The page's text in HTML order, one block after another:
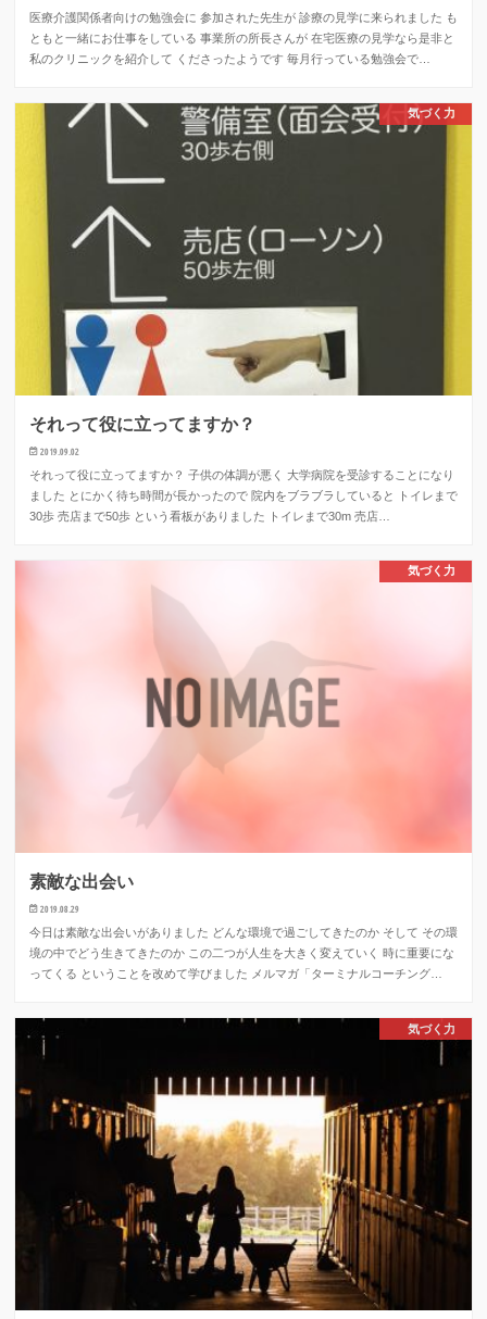
医療介護関係者向けの勉強会に 参加された先生が 診療の見学に来られました も
ともと一緒にお仕事をしている 事業所の所長さんが 在宅医療の見学なら是非と
私のクリニックを紹介して くださったようです 毎月行っている勉強会で…
気づく力
それって役に立ってますか？
2019.09.02
それって役に立ってますか？ 子供の体調が悪く 大学病院を受診することになり
ました とにかく待ち時間が長かったので 院内をブラブラしていると トイレまで
30歩 売店まで50歩 という看板がありました トイレまで30m 売店…
気づく力
素敵な出会い
2019.08.29
今日は素敵な出会いがありました どんな環境で過ごしてきたのか そして その環
境の中でどう生きてきたのか この二つが人生を大きく変えていく 時に重要にな
ってくる ということを改めて学びました メルマガ「ターミナルコーチング…
気づく力